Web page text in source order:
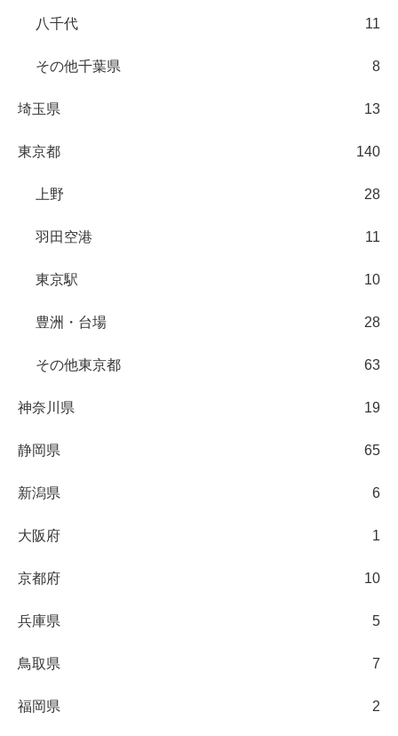
八千代 11
その他千葉県 8
埼玉県 13
東京都 140
上野 28
羽田空港 11
東京駅 10
豊洲・台場 28
その他東京都 63
神奈川県 19
静岡県 65
新潟県 6
大阪府 1
京都府 10
兵庫県 5
鳥取県 7
福岡県 2